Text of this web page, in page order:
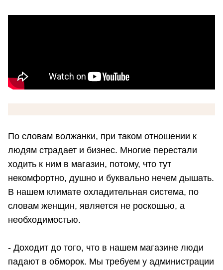
По словам волжанки, при таком отношении к
людям страдает и бизнес. Многие перестали
ходить к ним в магазин, потому, что тут
некомфортно, душно и буквально нечем дышать.
В нашем климате охладительная система, по
словам женщин, является не роскошью, а
необходимостью.
- Доходит до того, что в нашем магазине люди
падают в обморок. Мы требуем у администрации